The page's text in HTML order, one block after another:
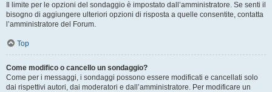
Il limite per le opzioni del sondaggio è impostato dall’amministratore. Se senti il
bisogno di aggiungere ulteriori opzioni di risposta a quelle consentite, contatta
l’amministratore del Forum.
Top
Come modifico o cancello un sondaggio?
Come per i messaggi, i sondaggi possono essere modificati e cancellati solo
dai rispettivi autori, dai moderatori e dall’amministratore. Per modificare un